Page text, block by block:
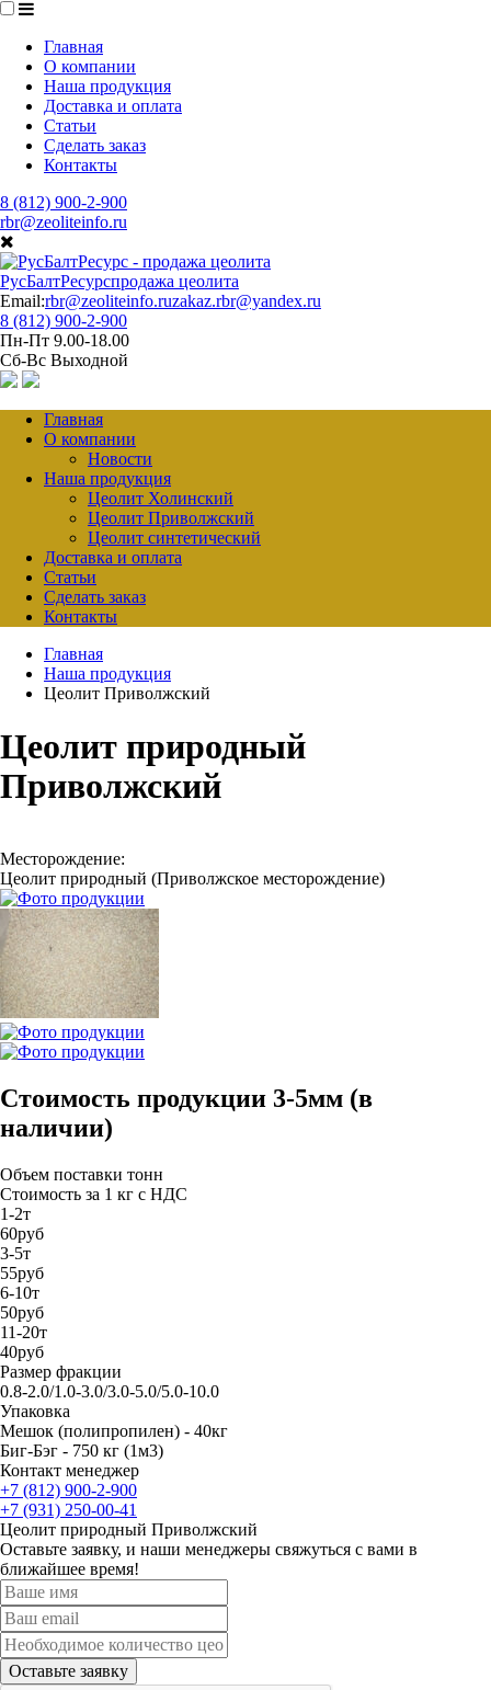
Главная
О компании
Наша продукция
Доставка и оплата
Статьи
Сделать заказ
Контакты
8 (812) 900-2-900
rbr@zeoliteinfo.ru
РусБалтРесурспродажа цеолита
Email:rbr@zeoliteinfo.ruzakaz.rbr@yandex.ru
8 (812) 900-2-900
Пн-Пт 9.00-18.00
Сб-Вс Выходной
Главная
О компании
Новости
Наша продукция
Цеолит Холинский
Цеолит Приволжский
Цеолит синтетический
Доставка и оплата
Статьи
Сделать заказ
Контакты
Главная
Наша продукция
Цеолит Приволжский
Цеолит природный
Приволжский
Месторождение:
Цеолит природный (Приволжское месторождение)
Стоимость продукции 3-5мм (в
наличии)
Объем поставки тонн
Стоимость за 1 кг с НДС
1-2т
60руб
3-5т
55руб
6-10т
50руб
11-20т
40руб
Размер фракции
0.8-2.0/1.0-3.0/3.0-5.0/5.0-10.0
Упаковка
Мешок (полипропилен) - 40кг
Биг-Бэг - 750 кг (1м3)
Контакт менеджер
+7 (812) 900-2-900
+7 (931) 250-00-41
Цеолит природный Приволжский
Оставьте заявку, и наши менеджеры свяжуться с вами в
ближайшее время!
Оставьте заявку